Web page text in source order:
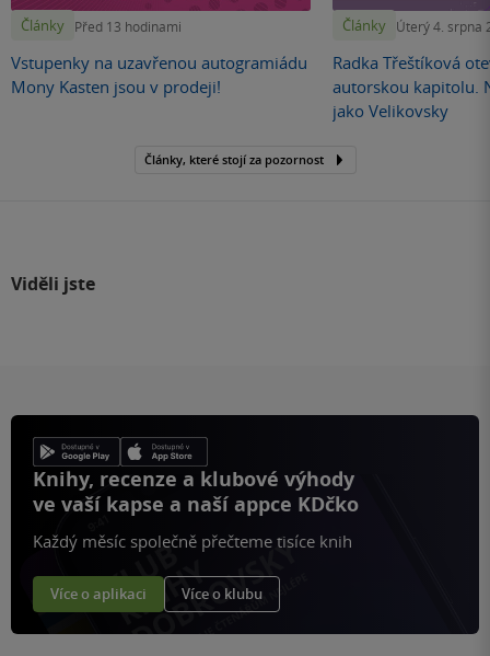
Články Před 13 hodinami
Vstupenky na uzavřenou autogramiádu
Mony Kasten jsou v prodeji!
Články Úterý 4. srpna
Radka Třeštíková
autorskou kapitolu.
jako Velikovsky
Články, které stojí za pozornost
Viděli jste
Knihy, recenze a klubové výhody
ve vaší kapse a naší appce KDčko
Každý měsíc společně přečteme tisíce knih
Více o aplikaci Více o klubu